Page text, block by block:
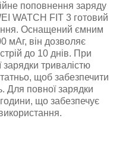
поповнення заряду
WATCH FIT 3 готовий
Оснащений ємним
мАг, він дозволяє
до 10 днів. При
зарядки тривалістю
щоб забезпечити
Для повної зарядки
що забезпечує